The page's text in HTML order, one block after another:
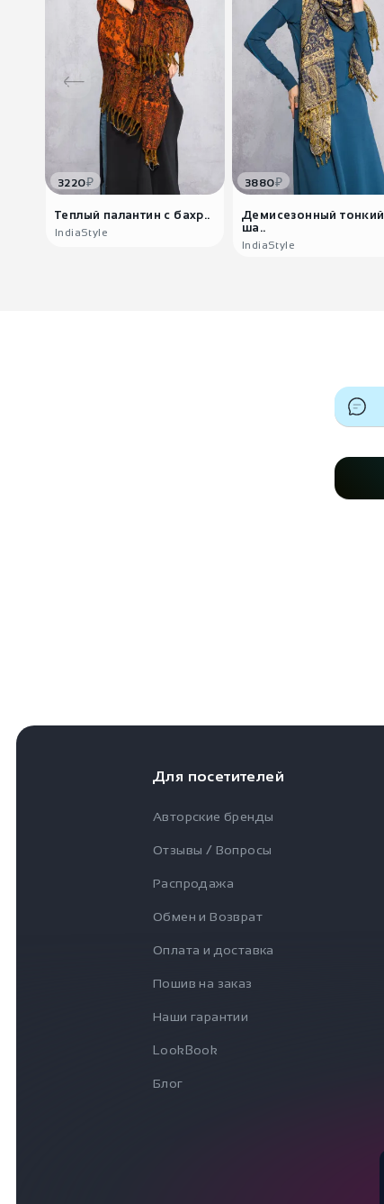
3220₽
Теплый палантин с бахр..
IndiaStyle
3880₽
Демисезонный тонкий
ша..
IndiaStyle
Для посетителей
Авторские бренды
Отзывы / Вопросы
Распродажа
Обмен и Возврат
Оплата и доставка
Пошив на заказ
Наши гарантии
LookBook
Блог